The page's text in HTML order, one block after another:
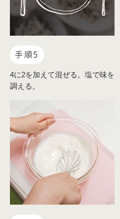
手順5
4に2を加えて混ぜる。塩で味を
調える。